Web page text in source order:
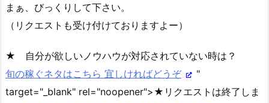
まぁ、びっくりして下さい。
（リクエストも受け付けておりますよー）
★ 自分が欲しいノウハウが対応されていない時は？
旬の稼ぐネタはこちら 宜しければどうぞ
"
target="_blank" rel="noopener">★リクエストは終了しま